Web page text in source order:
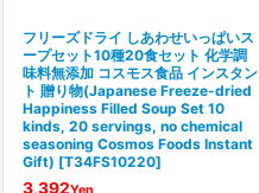
フリーズドライ しあわせいっぱいス
ープセット10種20食セット 化学調
味料無添加 コスモス食品 インスタン
ト 贈り物(Japanese Freeze-dried
Happiness Filled Soup Set 10
kinds, 20 servings, no chemical
seasoning Cosmos Foods Instant
Gift) [T34FS10220]
3,392